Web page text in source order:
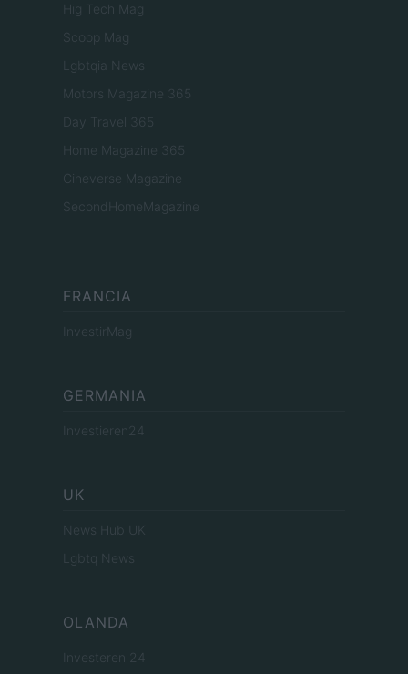
Hig Tech Mag
Scoop Mag
Lgbtqia News
Motors Magazine 365
Day Travel 365
Home Magazine 365
Cineverse Magazine
SecondHomeMagazine
FRANCIA
InvestirMag
GERMANIA
Investieren24
UK
News Hub UK
Lgbtq News
OLANDA
Investeren 24